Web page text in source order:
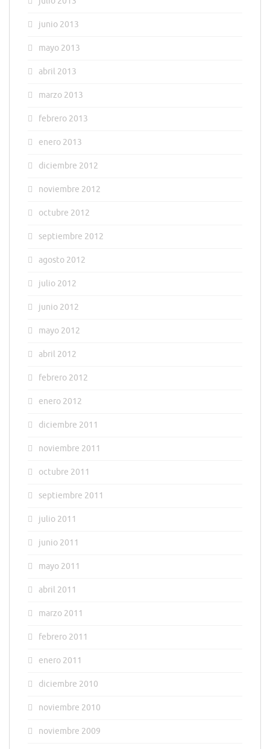
junio 2013
mayo 2013
abril 2013
marzo 2013
febrero 2013
enero 2013
diciembre 2012
noviembre 2012
octubre 2012
septiembre 2012
agosto 2012
julio 2012
junio 2012
mayo 2012
abril 2012
febrero 2012
enero 2012
diciembre 2011
noviembre 2011
octubre 2011
septiembre 2011
julio 2011
junio 2011
mayo 2011
abril 2011
marzo 2011
febrero 2011
enero 2011
diciembre 2010
noviembre 2010
noviembre 2009